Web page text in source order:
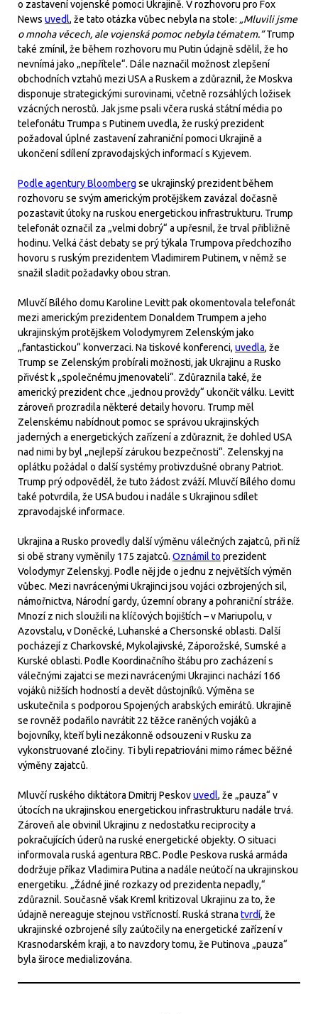
o zastavení vojenské pomoci Ukrajině. V rozhovoru pro Fox
News uvedl, že tato otázka vůbec nebyla na stole: „Mluvili jsme
o mnoha věcech, ale vojenská pomoc nebyla tématem.“Trump
také zmínil, že během rozhovoru mu Putin údajně sdělil, že ho
nevnímá jako „nepřítele“. Dále naznačil možnost zlepšení
obchodních vztahů mezi USA a Ruskem a zdůraznil, že Moskva
disponuje strategickými surovinami, včetně rozsáhlých ložisek
vzácných nerostů. Jak jsme psali včera ruská státní média po
telefonátu Trumpa s Putinem uvedla, že ruský prezident
požadoval úplné zastavení zahraniční pomoci Ukrajině a
ukončení sdílení zpravodajských informací s Kyjevem.
Podle agentury Bloomberg se ukrajinský prezident během
rozhovoru se svým americkým protějškem zavázal dočasně
pozastavit útoky na ruskou energetickou infrastrukturu. Trump
telefonát označil za „velmi dobrý“ a upřesnil, že trval přibližně
hodinu. Velká část debaty se prý týkala Trumpova předchozího
hovoru s ruským prezidentem Vladimirem Putinem, v němž se
snažil sladit požadavky obou stran.
Mluvčí Bílého domu Karoline Levitt pak okomentovala telefonát
mezi americkým prezidentem Donaldem Trumpem a jeho
ukrajinským protějškem Volodymyrem Zelenským jako
„fantastickou“ konverzaci. Na tiskové konferenci, uvedla, že
Trump se Zelenským probírali možnosti, jak Ukrajinu a Rusko
přivést k „společnému jmenovateli“. Zdůraznila také, že
americký prezident chce „jednou provždy“ ukončit válku. Levitt
zároveň prozradila některé detaily hovoru. Trump měl
Zelenskému nabídnout pomoc se správou ukrajinských
jaderných a energetických zařízení a zdůraznit, že dohled USA
nad nimi by byl „nejlepší zárukou bezpečnosti“. Zelenskyj na
oplátku požádal o další systémy protivzdušné obrany Patriot.
Trump prý odpověděl, že tuto žádost zváží. Mluvčí Bílého domu
také potvrdila, že USA budou i nadále s Ukrajinou sdílet
zpravodajské informace.
Ukrajina a Rusko provedly další výměnu válečných zajatců, při níž
si obě strany vyměnily 175 zajatců. Oznámil to prezident
Volodymyr Zelenskyj. Podle něj jde o jednu z největších výměn
vůbec. Mezi navrácenými Ukrajinci jsou vojáci ozbrojených sil,
námořnictva, Národní gardy, územní obrany a pohraniční stráže.
Mnozí z nich sloužili na klíčových bojištích – v Mariupolu, v
Azovstalu, v Doněcké, Luhanské a Chersonské oblasti. Další
pocházejí z Charkovské, Mykolajivské, Záporožské, Sumské a
Kurské oblasti. Podle Koordinačního štábu pro zacházení s
válečnými zajatci se mezi navrácenými Ukrajinci nachází 166
vojáků nižších hodností a devět důstojníků. Výměna se
uskutečnila s podporou Spojených arabských emirátů. Ukrajině
se rovněž podařilo navrátit 22 těžce raněných vojáků a
bojovníky, kteří byli nezákonně odsouzeni v Rusku za
vykonstruované zločiny. Ti byli repatriováni mimo rámec běžné
výměny zajatců.
Mluvčí ruského diktátora Dmitrij Peskovuvedl, že „pauza“ v
útocích na ukrajinskou energetickou infrastrukturu nadále trvá.
Zároveň ale obvinil Ukrajinu z nedostatku reciprocity a
pokračujících úderů na ruské energetické objekty. O situaci
informovala ruská agentura RBC. Podle Peskova ruská armáda
dodržuje příkaz Vladimira Putina a nadále neútočí na ukrajinskou
energetiku. „Žádné jiné rozkazy od prezidenta nepadly,“
zdůraznil. Současně však Kreml kritizoval Ukrajinu za to, že
údajně nereaguje stejnou vstřícností. Ruská strana tvrdí, že
ukrajinské ozbrojené síly zaútočily na energetické zařízení v
Krasnodarském kraji, a to navzdory tomu, že Putinova „pauza“
byla široce medializována.